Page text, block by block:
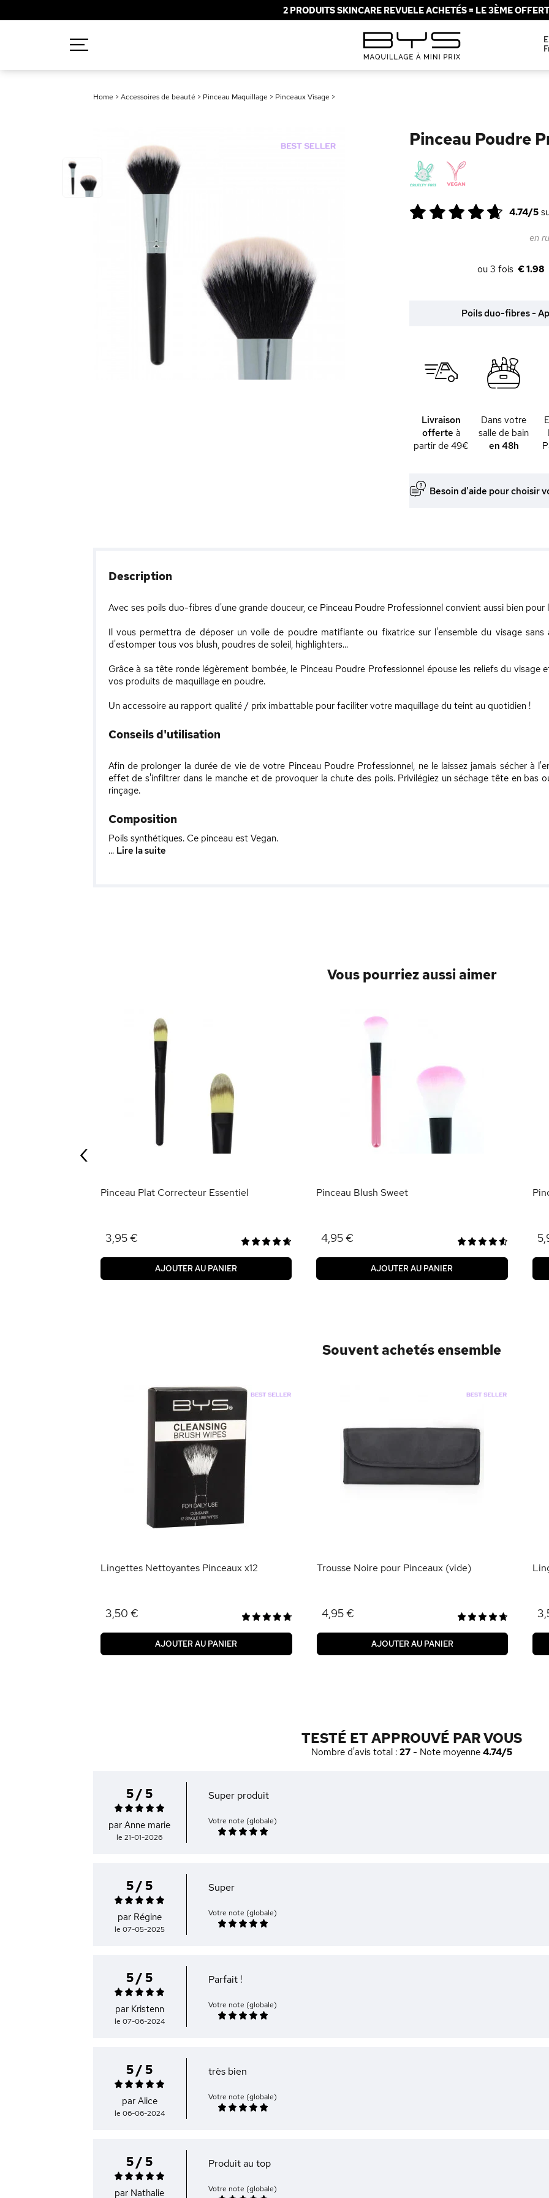
2 PRODUITS SKINCARE REVUELE ACHETÉS = LE 3ÈME
Home > Accessoires de beauté > Pinceau Maquillage > Pinceaux Visage >
Pinceau Poudre
4.74/5
en
€ 1.98
Poils duo-fibres -
Livraison
offerte à
partir de 49€
Dans votre
salle de bain
en 48h
Besoin d'aide pour choisir
Description
Avec ses poils duo-fibres d'une grande douceur, ce Pinceau Poudre Professionnel convient aussi bien
Il vous permettra de déposer un voile de poudre matifiante ou fixatrice sur l'ensemble du visage sans
d'estomper tous vos blush, poudres de soleil, highlighters...
Grâce à sa tête ronde légèrement bombée, le Pinceau Poudre Professionnel épouse les reliefs du
vos produits de maquillage en poudre.
Un accessoire au rapport qualité / prix imbattable pour faciliter votre maquillage du teint au quotidien !
Conseils d'utilisation
Afin de prolonger la durée de vie de votre Pinceau Poudre Professionnel, ne le laissez jamais sécher à
effet de s'infiltrer dans le manche et de provoquer la chute des poils. Privilégiez un séchage tête en bas
rinçage.
Composition
Poils synthétiques. Ce pinceau est Vegan.
... Lire la suite
Vous pourriez aussi aimer
Pinceau Plat Correcteur Essentiel
3,95 €
AJOUTER AU PANIER
Pinceau Blush Sweet
4,95 €
AJOUTER AU PANIER
‹
Souvent achetés ensemble
Lingettes Nettoyantes Pinceaux x12
3,50 €
AJOUTER AU PANIER
Trousse Noire pour Pinceaux (vide)
4,95 €
AJOUTER AU PANIER
TESTÉ ET APPROUVÉ PAR VOUS
Nombre d'avis total : 27 - Note moyenne 4.74/5
5 / 5
par Anne marie
le 21-01-2026
Super produit
Votre note (globale)
5 / 5
par Régine
le 07-05-2025
Super
Votre note (globale)
5 / 5
par Kristenn
le 07-06-2024
Parfait !
Votre note (globale)
5 / 5
par Alice
le 06-06-2024
très bien
Votre note (globale)
5 / 5
par Nathalie
Produit au top
Votre note (globale)
Brumes